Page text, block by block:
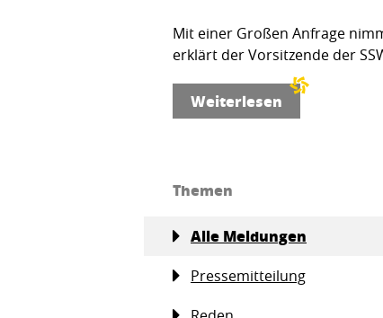
Mit einer Großen Anfrage
erklärt der Vorsitzende der
Weiterlesen
Themen
Alle Meldungen
Pressemitteilung